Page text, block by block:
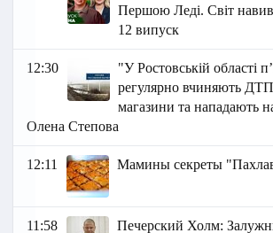
Першою Леді. Світ
12 випуск
12:30
"У Ростовській області
регулярно вчиняють
магазини та нападають
Олена Степова
12:11 Мамины секреты
11:58 Печерский Холм: